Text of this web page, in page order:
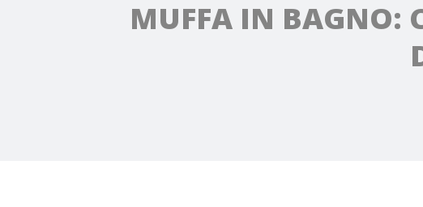
MUFFA IN BAGNO: